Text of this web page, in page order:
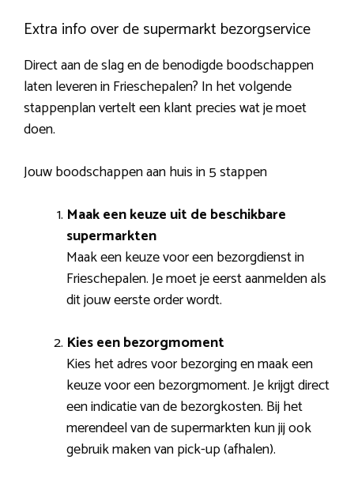
Extra info over de supermarkt bezorgservice
Direct aan de slag en de benodigde boodschappen
laten leveren in Frieschepalen? In het volgende
stappenplan vertelt een klant precies wat je moet
doen.
Jouw boodschappen aan huis in 5 stappen
Maak een keuze uit de beschikbare
supermarkten
Maak een keuze voor een bezorgdienst in
Frieschepalen. Je moet je eerst aanmelden als
dit jouw eerste order wordt.
Kies een bezorgmoment
Kies het adres voor bezorging en maak een
keuze voor een bezorgmoment. Je krijgt direct
een indicatie van de bezorgkosten. Bij het
merendeel van de supermarkten kun jij ook
gebruik maken van pick-up (afhalen).